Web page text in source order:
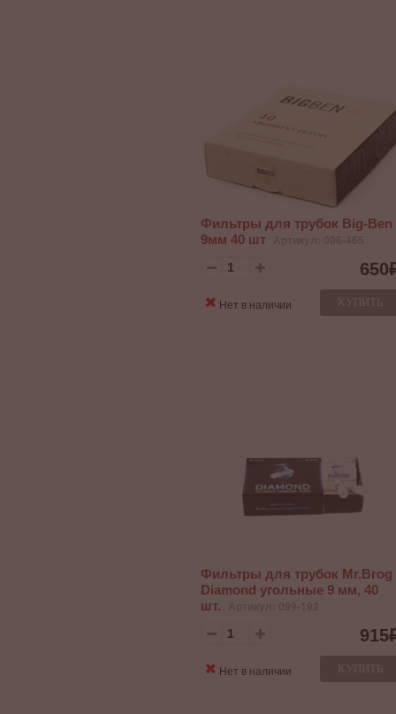
Фильтры для трубок Big-Ben
9мм 40 шт
650
КУПИТЬ
Нет в наличии
Фильтры для трубок Mr.Brog
Diamond угольные 9 мм, 40
шт.
915
КУПИТЬ
Нет в наличии